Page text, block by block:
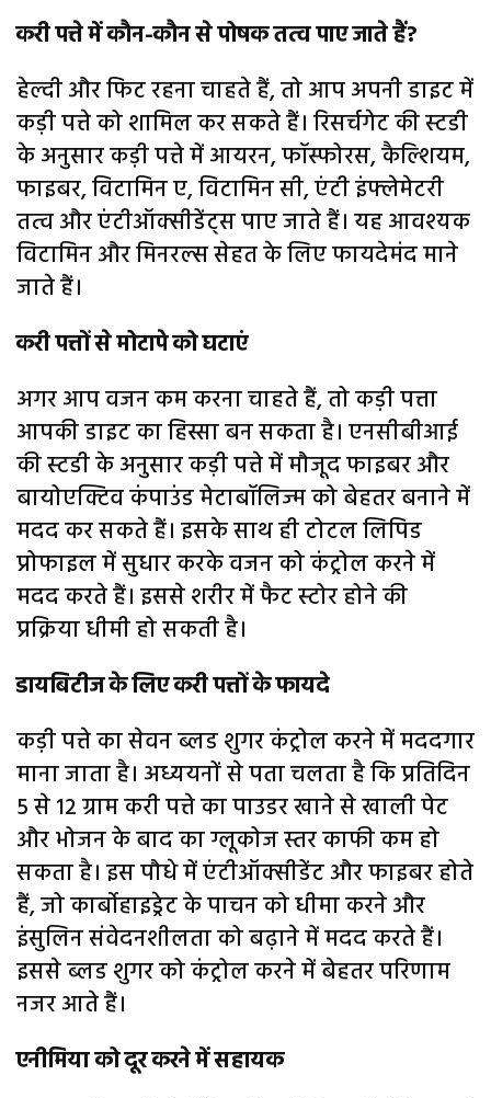
करी पत्ते में कौन-कौन से पोषक तत्व पाए जाते हैं?
हेल्दी और फिट रहना चाहते हैं, तो आप अपनी डाइट में
कड़ी पत्ते को शामिल कर सकते हैं। रिसर्चगेट की स्टडी
के अनुसार कड़ी पत्ते में आयरन, फॉस्फोरस, कैल्शियम,
फाइबर, विटामिन ए, विटामिन सी, एंटी इंफ्लेमेटरी
तत्व और एंटीऑक्सीडेंट्स पाए जाते हैं। यह आवश्यक
विटामिन और मिनरल्स सेहत के लिए फायदेमंद माने
जाते हैं।
करी पत्तों से मोटापे को घटाएं
अगर आप वजन कम करना चाहते हैं, तो कड़ी पत्ता
आपकी डाइट का हिस्सा बन सकता है। एनसीबीआई
की स्टडी के अनुसार कड़ी पत्ते में मौजूद फाइबर और
बायोएक्टिव कंपाउंड मेटाबॉलिज्म को बेहतर बनाने में
मदद कर सकते हैं। इसके साथ ही टोटल लिपिड
प्रोफाइल में सुधार करके वजन को कंट्रोल करने में
मदद करते हैं। इससे शरीर में फैट स्टोर होने की
प्रक्रिया धीमी हो सकती है।
डायबिटीज के लिए करी पत्तों के फायदे
कड़ी पत्ते का सेवन ब्लड शुगर कंट्रोल करने में मददगार
माना जाता है। अध्ययनों से पता चलता है कि प्रतिदिन
5 से 12 ग्राम करी पत्ते का पाउडर खाने से खाली पेट
और भोजन के बाद का ग्लूकोज स्तर काफी कम हो
सकता है। इस पौधे में एंटीऑक्सीडेंट और फाइबर होते
हैं, जो कार्बोहाइड्रेट के पाचन को धीमा करने और
इंसुलिन संवेदनशीलता को बढ़ाने में मदद करते हैं।
इससे ब्लड शुगर को कंट्रोल करने में बेहतर परिणाम
नजर आते हैं।
एनीमिया को दूर करने में सहायक